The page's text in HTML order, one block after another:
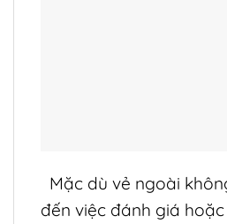
Mặc dù vẻ ngoài
đến việc đánh giá